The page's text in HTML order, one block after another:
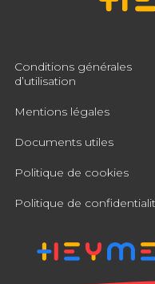
Conditions générales
d’utilisation
Mentions légales
Documents utiles
Politique de cookies
Politique de